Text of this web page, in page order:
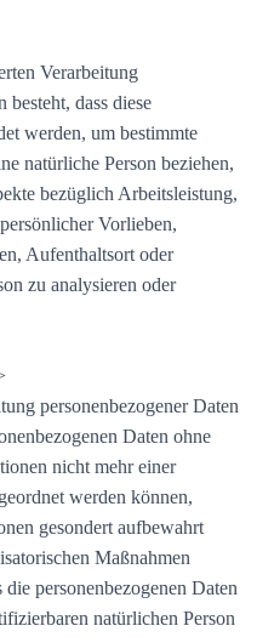
Verarbeitung
besteht, dass diese
werden, um bestimmte
natürliche Person beziehen,
bezüglich Arbeitsleistung,
Vorlieben,
Aufenthaltsort oder
zu analysieren oder
personenbezogener Daten
Daten ohne
nicht mehr einer
werden können,
gesondert aufbewahrt
Maßnahmen
personenbezogenen Daten
natürlichen Person